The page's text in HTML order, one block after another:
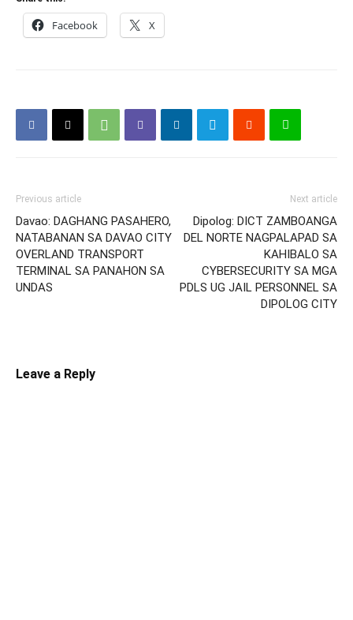
Facebook X
Previous article
Davao: DAGHANG PASAHERO,
NATABANAN SA DAVAO CITY
OVERLAND TRANSPORT
TERMINAL SA PANAHON SA
UNDAS
Next article
Dipolog: DICT ZAMBOANGA
DEL NORTE NAGPALAPAD SA
KAHIBALO SA
CYBERSECURITY SA MGA
PDLS UG JAIL PERSONNEL SA
DIPOLOG CITY
Leave a Reply